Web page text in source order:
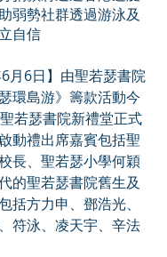
弱勢社群透過游泳及
自信
6月6日】由聖若瑟書院
環島游》籌款活動今
若瑟書院新禮堂正式
動禮出席嘉賓包括聖
長、聖若瑟小學何穎
的聖若瑟書院舊生及
括方力申、鄧浩光、
符泳、凌天宇、辛法